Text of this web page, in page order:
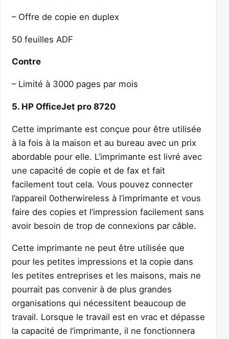
– Offre de copie en duplex
50 feuilles ADF
Contre
– Limité à 3000 pages par mois
5. HP OfficeJet pro 8720
Cette imprimante est conçue pour être utilisée
à la fois à la maison et au bureau avec un prix
abordable pour elle. L’imprimante est livré avec
une capacité de copie et de fax et fait
facilement tout cela. Vous pouvez connecter
l’appareil 0otherwireless à l’imprimante et vous
faire des copies et l’impression facilement sans
avoir besoin de trop de connexions par câble.
Cette imprimante ne peut être utilisée que
pour les petites impressions et la copie dans
les petites entreprises et les maisons, mais ne
pourrait pas convenir à de plus grandes
organisations qui nécessitent beaucoup de
travail. Lorsque le travail est en vrac et dépasse
la capacité de l’imprimante, il ne fonctionnera